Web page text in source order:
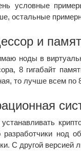
условные
остальные
и
ноды в
8 гигабайт
то лучше всем по
нод
С другой версией